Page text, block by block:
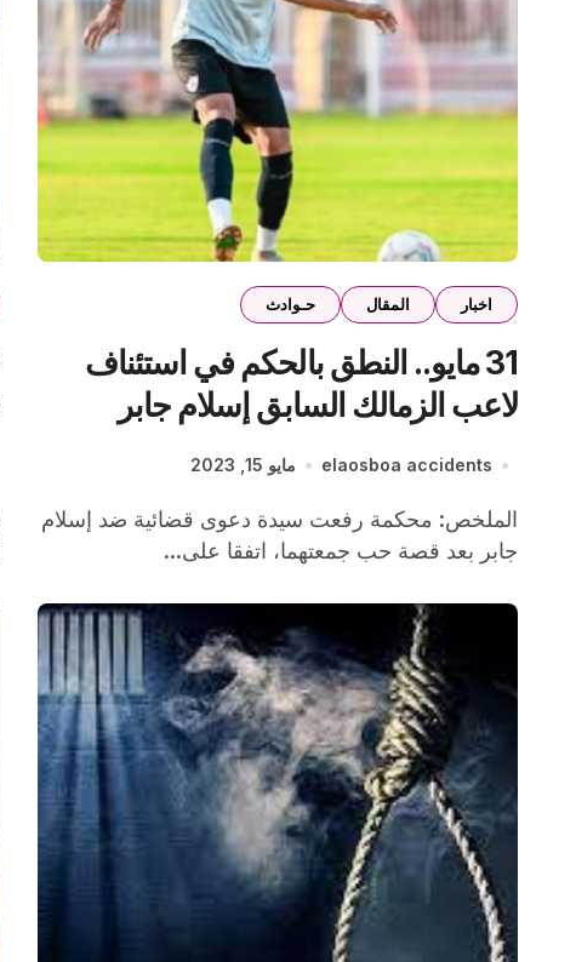
اخبار المقال حـوادث
31 مايو.. النطق بالحكم في استئناف
لاعب الزمالك السابق إسلام جابر
لاتهامه بسرقة عقد زواج عرفي
elaosboa accidents مايو 15, 2023
الملخص: محكمة رفعت سيدة دعوى قضائية ضد إسلام
جابر بعد قصة حب جمعتهما، اتفقا على...